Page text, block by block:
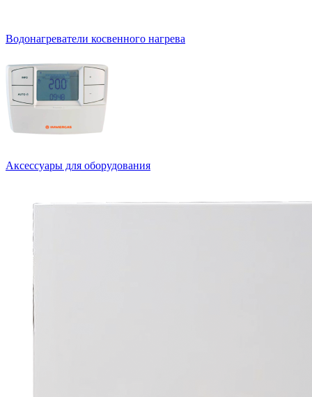
Водонагреватели косвенного нагрева
Аксессуары для оборудования